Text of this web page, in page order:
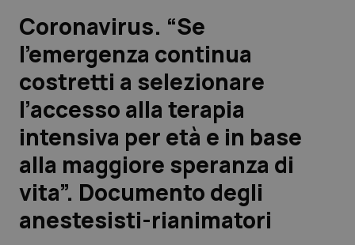
Scienza e Farmaci
Studi e Analisi
Lettere al direttore
Edizioni Regionali
QS Pro
Professionisti Sanitari.AI
Coronavirus. “Se
l’emergenza continua
costretti a selezionare
l’accesso alla terapia
intensiva per età e in base
alla maggiore speranza di
vita”. Documento degli
anestesisti-rianimatori